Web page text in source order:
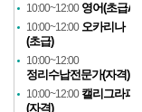
10:00~12:00 영어(초급A)
10:00~12:00 오카리나
(초급)
10:00~12:00
정리수납전문가(자격)
10:00~12:00 캘리그라피
(자격)